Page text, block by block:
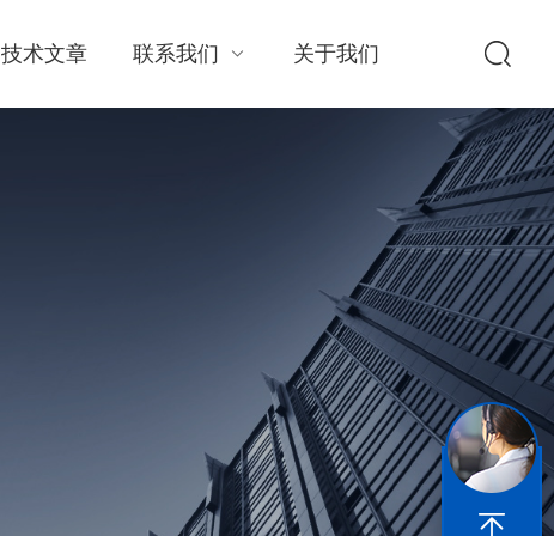
技术文章 联系我们 关于我们